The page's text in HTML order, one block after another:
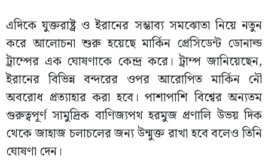
এদিকে যুক্তরাষ্ট্র ও ইরানের সম্ভাব্য সমঝোতা নিয়ে নতুন
করে আলোচনা শুরু হয়েছে মার্কিন প্রেসিডেন্ট ডোনাল্ড
ট্রাম্পের এক ঘোষণাকে কেন্দ্র করে। ট্রাম্প জানিয়েছেন,
ইরানের বিভিন্ন বন্দরের ওপর আরোপিত মার্কিন নৌ
অবরোধ প্রত্যাহার করা হবে। পাশাপাশি বিশ্বের অন্যতম
গুরুত্বপূর্ণ সামুদ্রিক বাণিজ্যপথ হরমুজ প্রণালি উভয় দিক
থেকে জাহাজ চলাচলের জন্য উন্মুক্ত রাখা হবে বলেও তিনি
ঘোষণা দেন।